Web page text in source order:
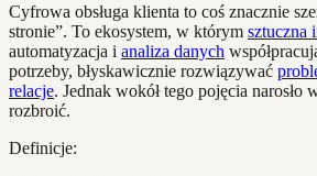
Cyfrowa obsługa klienta to coś znacznie
stronie”. To ekosystem, w którym sztuczna
automatyzacja i analiza danych
potrzeby, błyskawicznie rozwiązywać
relacje. Jednak wokół tego pojęcia narosło
rozbroić.
Definicje: